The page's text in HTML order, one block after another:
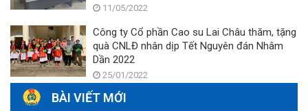
11/05/2022
Công ty Cổ phần Cao su Lai Châu thăm, tặng
quà CNLĐ nhân dịp Tết Nguyên đán Nhâm
Dần 2022
25/01/2022
BÀI VIẾT MỚI